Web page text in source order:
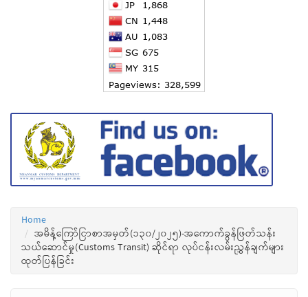
Home
အမိန့်ကြော်ငြာစာအမှတ်(၁၃၀/၂၀၂၅)-အကောက်ခွန်ဖြတ်သန်း
သယ်ဆောင်မှု(Customs Transit) ဆိုင်ရာ လုပ်ငန်းလမ်းညွှန်ချက်များ
ထုတ်ပြန်ခြင်း